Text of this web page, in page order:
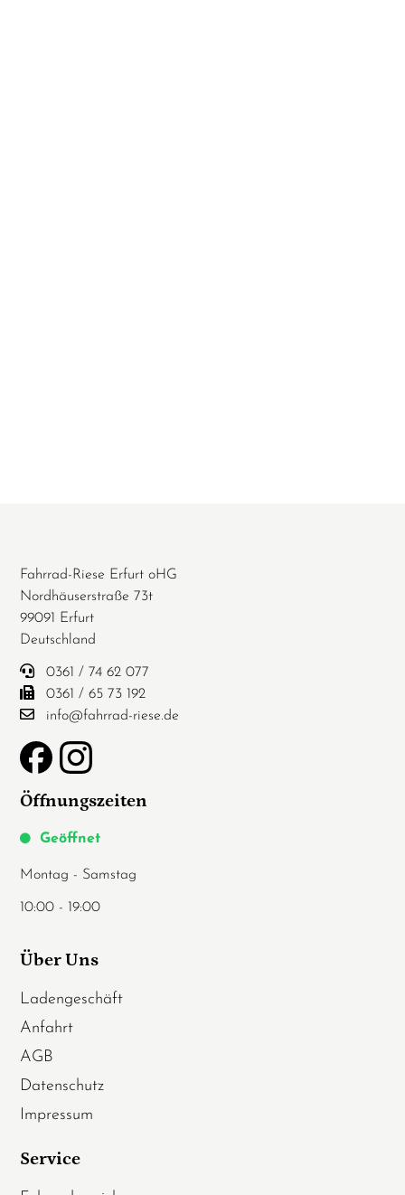
Fahrrad-Riese Erfurt oHG
Nordhäuserstraße 73t
99091 Erfurt
Deutschland
0361 / 74 62 077
0361 / 65 73 192
info@fahrrad-riese.de
Öffnungszeiten
Geöffnet
Montag - Samstag
10:00 - 19:00
Über Uns
Ladengeschäft
Anfahrt
AGB
Datenschutz
Impressum
Service